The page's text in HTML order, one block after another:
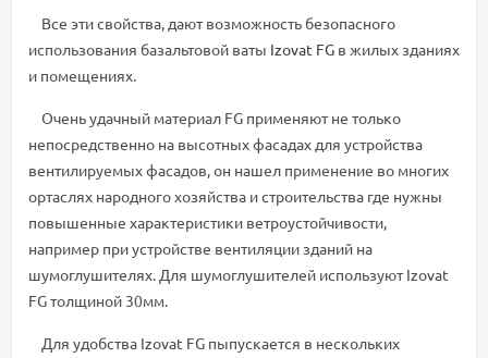
Все эти свойства, дают возможность безопасного
использования базальтовой ваты Izovat FG в жилых зданиях
и помещениях.
Очень удачный материал FG применяют не только
непосредственно на высотных фасадах для устройства
вентилируемых фасадов, он нашел применение во многих
ортаслях народного хозяйства и строительства где нужны
повышенные характеристики ветроустойчивости,
например при устройстве вентиляции зданий на
шумоглушителях. Для шумоглушителей используют Izovat
FG толщиной 30мм.
Для удобства Izovat FG пыпускается в нескольких